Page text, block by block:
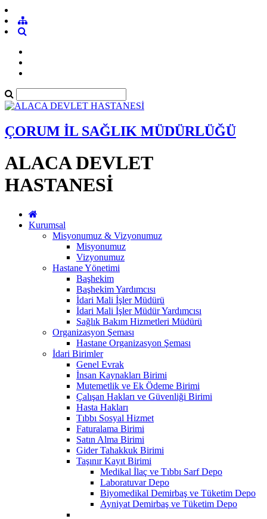
ÇORUM İL SAĞLIK MÜDÜRLÜĞÜ
ALACA DEVLET
HASTANESİ
Kurumsal
Misyonumuz & Vizyonumuz
Misyonumuz
Vizyonumuz
Hastane Yönetimi
Başhekim
Başhekim Yardımcısı
İdari Mali İşler Müdürü
İdari Mali İşler Müdür Yardımcısı
Sağlık Bakım Hizmetleri Müdürü
Organizasyon Şeması
Hastane Organizasyon Şeması
İdari Birimler
Genel Evrak
İnsan Kaynakları Birimi
Mutemetlik ve Ek Ödeme Birimi
Çalışan Hakları ve Güvenliği Birimi
Hasta Hakları
Tıbbı Sosyal Hizmet
Faturalama Birimi
Satın Alma Birimi
Gider Tahakkuk Birimi
Taşınır Kayıt Birimi
Medikal İlaç ve Tıbbı Sarf Depo
Laboratuvar Depo
Biyomedikal Demirbaş ve Tüketim Depo
Ayniyat Demirbaş ve Tüketim Depo